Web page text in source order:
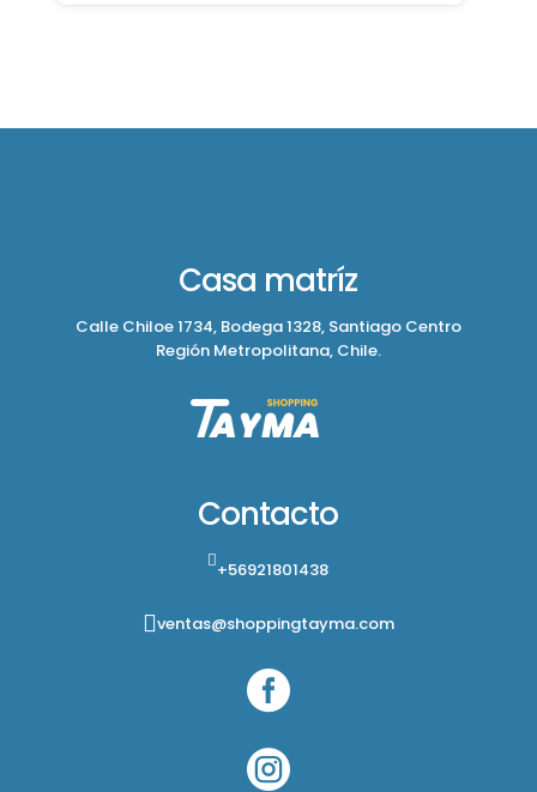
Casa matríz
Calle Chiloe 1734, Bodega 1328, Santiago Centro
Región Metropolitana, Chile.
Contacto
+56921801438
ventas@shoppingtayma.com

